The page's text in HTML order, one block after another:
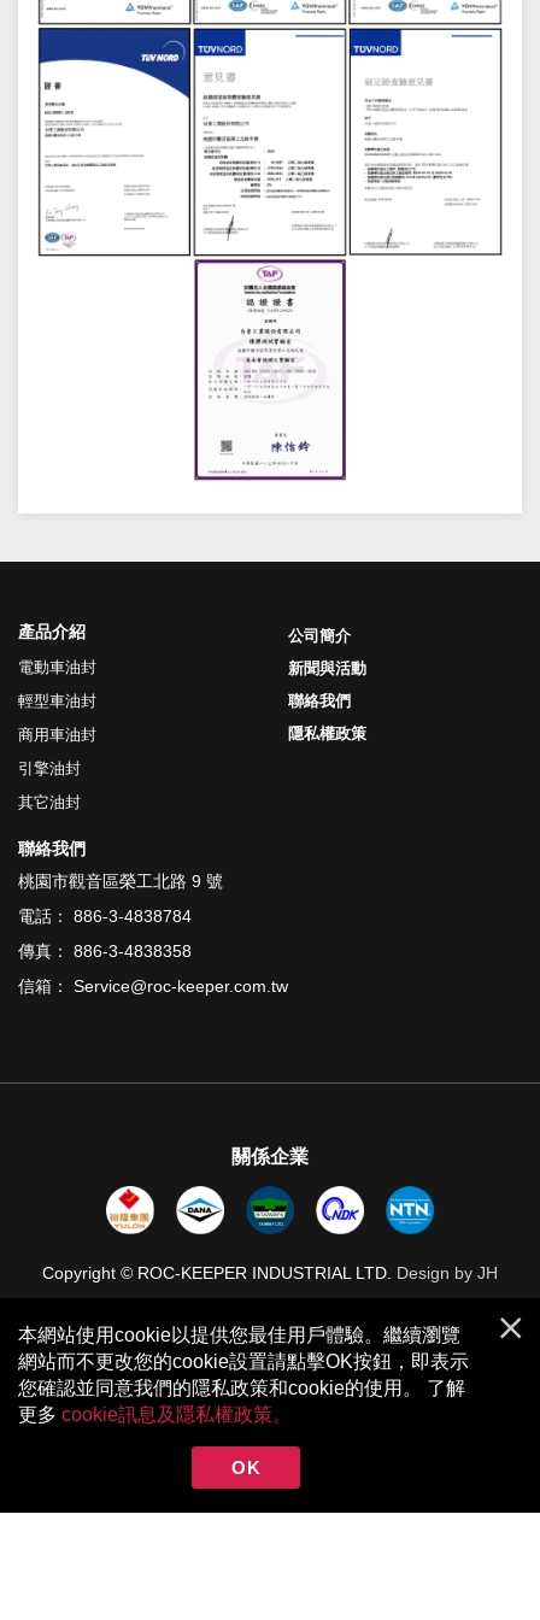
本網站使用cookie以提供您最佳用戶體驗。繼續瀏覽
網站而不更改您的cookie設置請點擊OK按鈕，即表示
您確認並同意我們的隱私政策和cookie的使用。 了解
更多 cookie訊息及隱私權政策。
OK
產品介紹
電動車油封
輕型車油封
商用車油封
引擎油封
其它油封
公司簡介
新聞與活動
聯絡我們
隱私權政策
聯絡我們
桃園市觀音區榮工北路 9 號
電話： 886-3-4838784
傳真： 886-3-4838358
信箱： Service@roc-keeper.com.tw
關係企業
Copyright © ROC-KEEPER INDUSTRIAL LTD. Design by JH